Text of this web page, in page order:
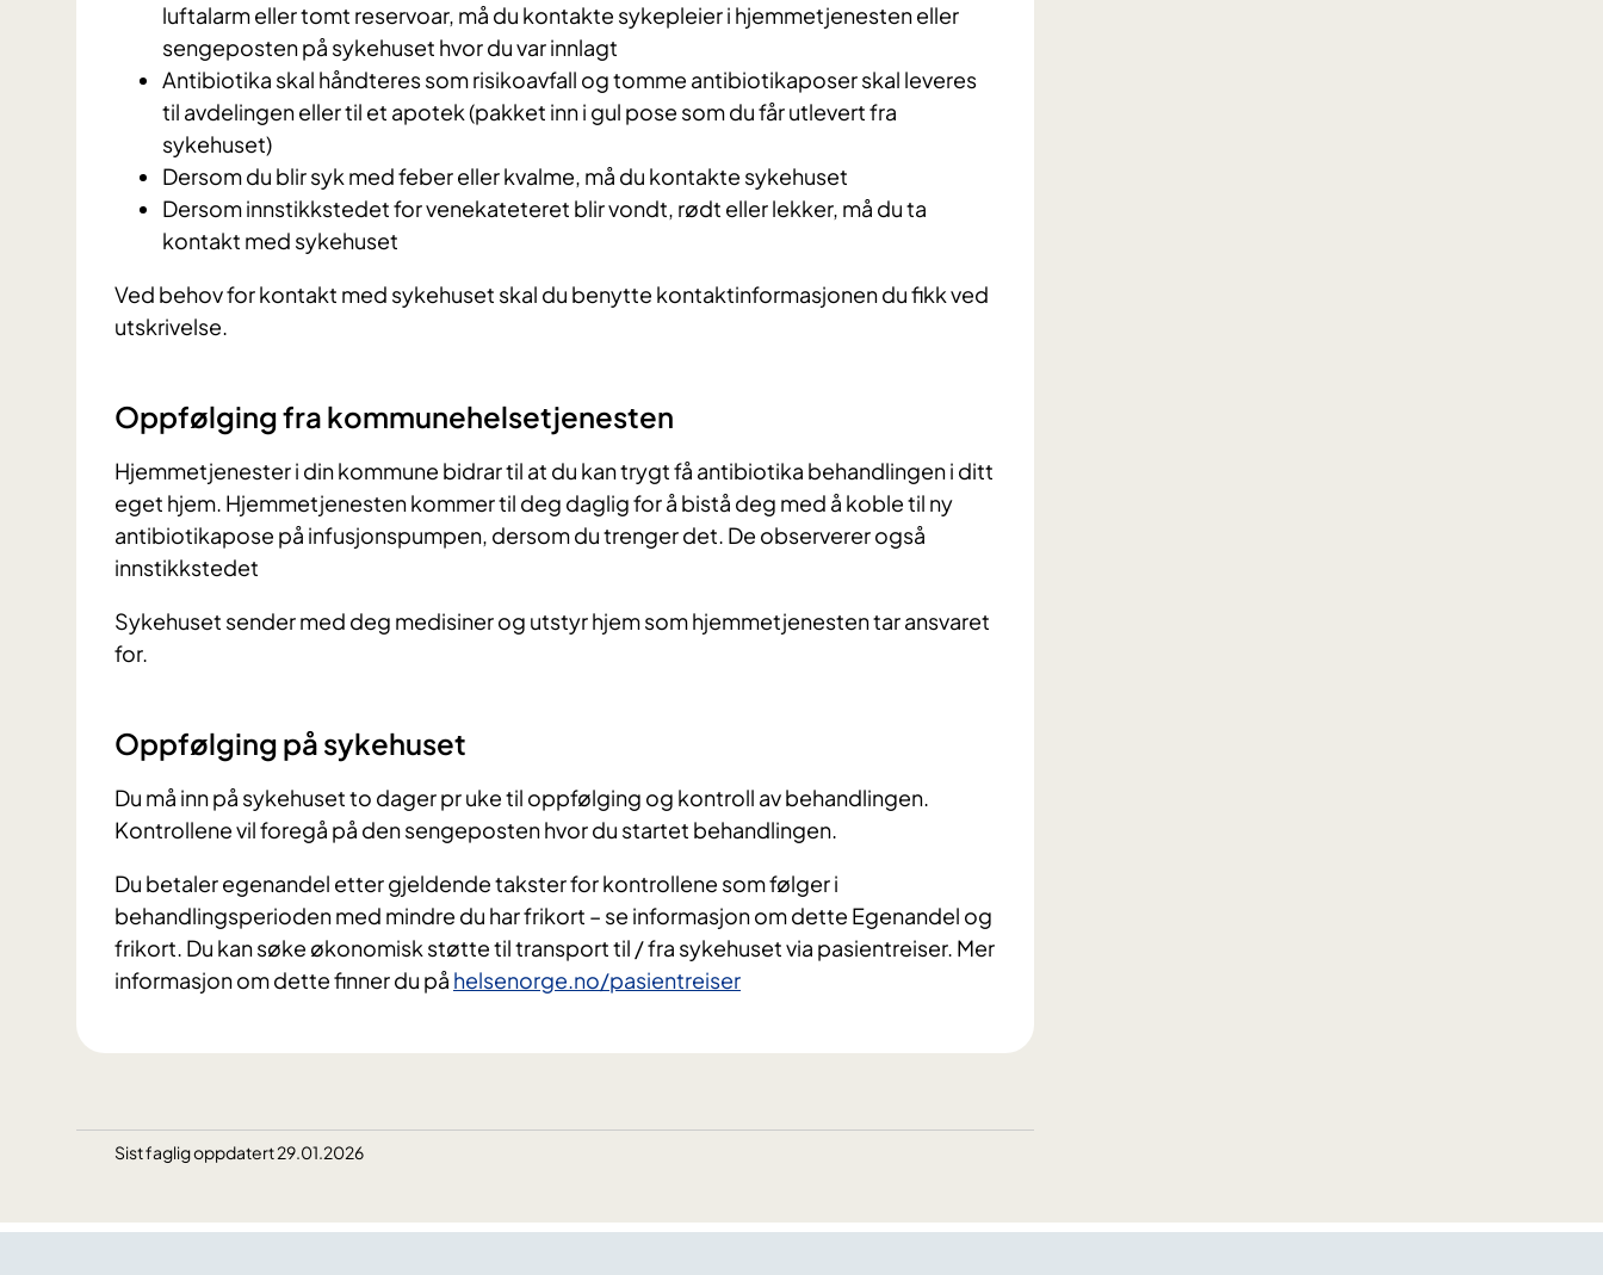
luftalarm eller tomt reservoar, må du kontakte sykepleier i hjemmetjenesten eller
sengeposten på sykehuset hvor du var innlagt
Antibiotika skal håndteres som risikoavfall og tomme antibiotikaposer skal leveres
til avdelingen eller til et apotek (pakket inn i gul pose som du får utlevert fra
sykehuset)
Dersom du blir syk med feber eller kvalme, må du kontakte sykehuset
Dersom innstikkstedet for venekateteret blir vondt, rødt eller lekker, må du ta
kontakt med sykehuset
Ved behov for kontakt med sykehuset skal du benytte kontaktinformasjonen du fikk ved
utskrivelse.
Oppfølging fra kommunehelsetjenesten
Hjemmetjenester i din kommune bidrar til at du kan trygt få antibiotika behandlingen i ditt
eget hjem. Hjemmetjenesten kommer til deg daglig for å bistå deg med å koble til ny
antibiotikapose på infusjonspumpen, dersom du trenger det. De observerer også
innstikkstedet
Sykehuset sender med deg medisiner og utstyr hjem som hjemmetjenesten tar ansvaret
for.
Oppfølging på sykehuset
Du må inn på sykehuset to dager pr uke til oppfølging og kontroll av behandlingen.
Kontrollene vil foregå på den sengeposten hvor du startet behandlingen.
Du betaler egenandel etter gjeldende takster for kontrollene som følger i
behandlingsperioden med mindre du har frikort – se informasjon om dette Egenandel og
frikort. Du kan søke økonomisk støtte til transport til / fra sykehuset via pasientreiser. Mer
informasjon om dette finner du på helsenorge.no/pasientreiser
Sist faglig oppdatert 29.01.2026